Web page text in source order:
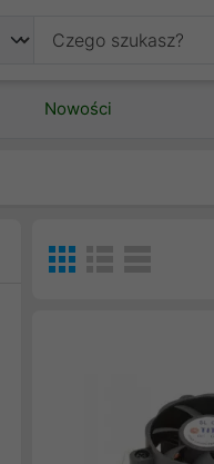
Nowości